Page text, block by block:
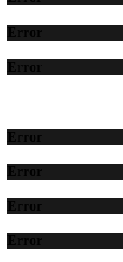
Error
Error
Error
Error
Error
Error